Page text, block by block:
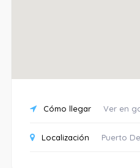
Cómo llegar Ver en
Localización Puerto